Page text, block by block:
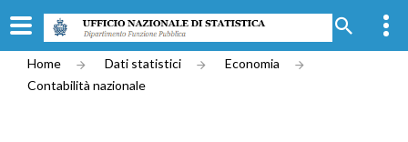
Home Dati statistici
Economia
Contabilità nazionale